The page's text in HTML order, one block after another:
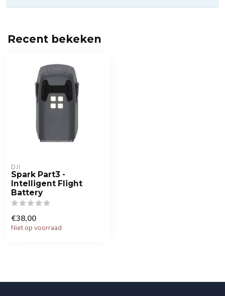
Recent bekeken
DJI
Spark Part3 -
Intelligent Flight
Battery
€38,00
Niet op voorraad